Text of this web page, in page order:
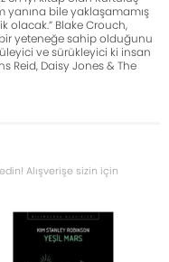
yanına bile yaklaşamamış
olacak.” Blake Crouch,
bir yeteneğe sahip olduğunu
ve sürükleyici ki insan
Reid, Daisy Jones & The
Alışverişe sizin için